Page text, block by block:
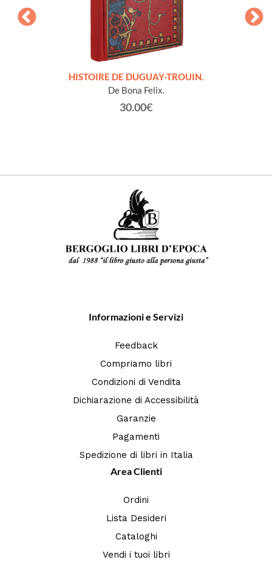
HISTOIRE DE DUGUAY-TROUIN.
De Bona Felix.
30.00€
Informazioni e Servizi
Feedback
Compriamo libri
Condizioni di Vendita
Dichiarazione di Accessibilità
Garanzie
Pagamenti
Spedizione di libri in Italia
Area Clienti
Ordini
Lista Desideri
Cataloghi
Vendi i tuoi libri